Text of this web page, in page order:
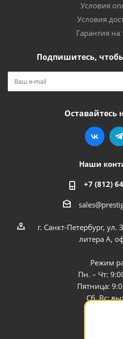
Условия
Условия
Гарантия на
Подпишитесь,
Оставайтесь
Наши
+7 (812)
г. Санкт-Петербург, ул.
литера А,
Режим
Пн. – Чт:
Пятница:
Сб, Вс: